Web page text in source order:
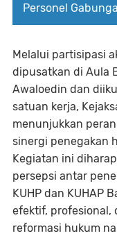
Personel
Melalui partisipasi
dipusatkan di Aula
Awaloedin dan
satuan kerja,
menunjukkan
sinergi penegakan
Kegiatan ini
persepsi antar
KUHP dan KUHAP
efektif, profesional,
reformasi hukum